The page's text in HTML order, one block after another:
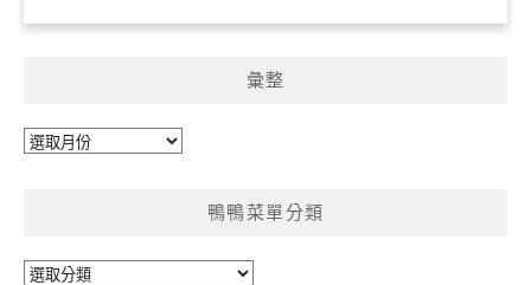
彙整
彙
鴨鴨菜單分類
鴨